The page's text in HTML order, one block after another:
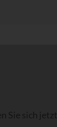
Sie sich